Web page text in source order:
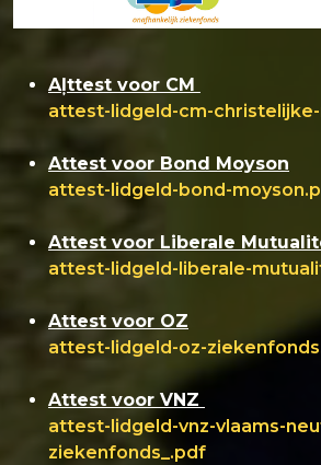
Aļttest voor CM
attest-lidgeld-cm-
Attest voor Bond Moyson
attest-lidgeld-bond-
Attest voor Liberale
attest-lidgeld-liberale-
Attest voor OZ
attest-lidgeld-oz-
Attest voor VNZ
attest-lidgeld-vnz-vlaams-
ziekenfonds_.pdf